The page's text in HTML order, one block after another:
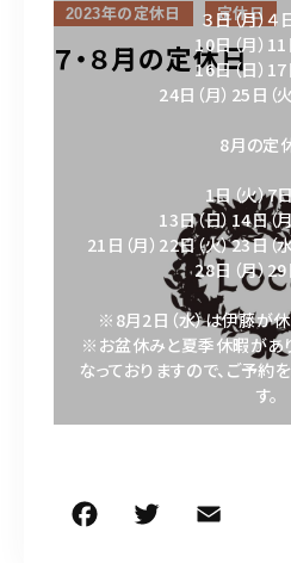
2023年の定休日 定休日
７・８月の定休日
３日（月）４
10日（月）11
16日（日）17
24日（月）25日（
8月の定
1日（火）7日
13日（日）14日（
21日（月）22日（火）23日（
28日（月）29
※8月2日（水）は伊藤が休
※お盆休みと夏季休暇があ
なっておりますので、ご予約
す。
ミチシ
ルイーダノ
0745-
ヨ